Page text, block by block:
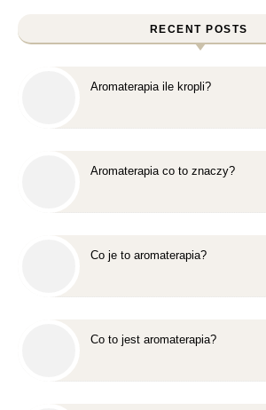
RECENT POSTS
Aromaterapia ile kropli?
Aromaterapia co to znaczy?
Co je to aromaterapia?
Co to jest aromaterapia?